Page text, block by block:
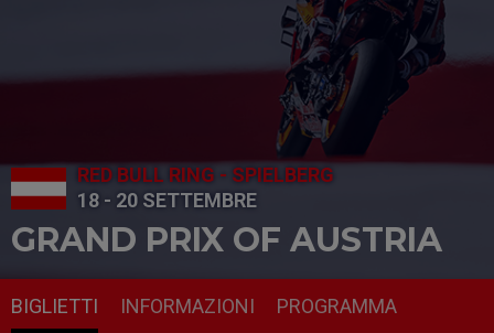
RED BULL RING - SPIELBERG
18 - 20 SETTEMBRE
GRAND PRIX OF AUSTRIA
BIGLIETTI INFORMAZIONI PROGRAMMA